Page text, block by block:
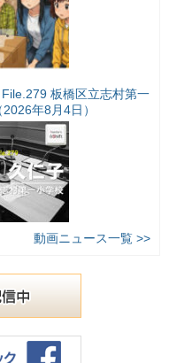
File.279 板橋区立志村第一
年8月4日）
動画ニュース一覧 >>